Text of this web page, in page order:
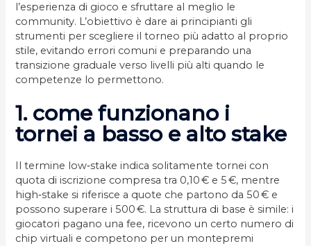
l’esperienza di gioco e sfruttare al meglio le
community. L’obiettivo è dare ai principianti gli
strumenti per scegliere il torneo più adatto al proprio
stile, evitando errori comuni e preparando una
transizione graduale verso livelli più alti quando le
competenze lo permettono.
1. come funzionano i
tornei a basso e alto stake
Il termine low‑stake indica solitamente tornei con
quota di iscrizione compresa tra 0,10 € e 5 €, mentre
high‑stake si riferisce a quote che partono da 50 € e
possono superare i 500 €. La struttura di base è simile: i
giocatori pagano una fee, ricevono un certo numero di
chip virtuali e competono per un montepremi